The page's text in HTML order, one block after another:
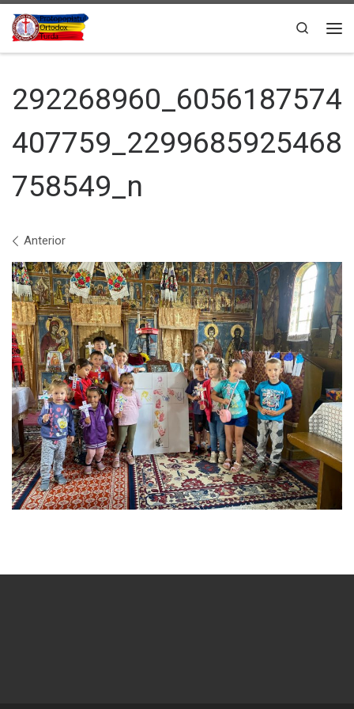
Sari la conținut
Search
292268960_6056187574
407759_2299685925468
758549_n
Navigare în imagini
Anterior